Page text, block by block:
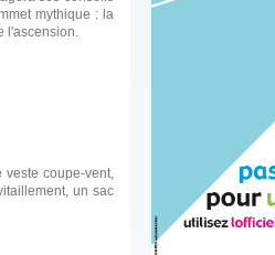
mythique : la
l'ascension.
coupe-vent,
un sac